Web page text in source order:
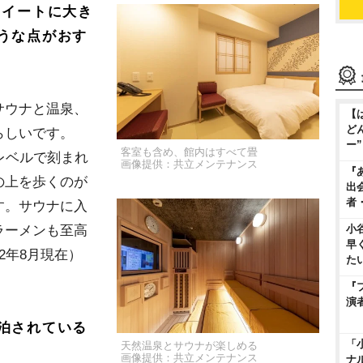
客室も含め、館内はすべて畳
画像提供：共立メンテナンス
天然温泉とサウナが楽しめる
画像提供：共立メンテナンス
ートに大き
な点がおす
ナと温泉、
いです。
ベルで刻まれ
上を歩くのが
サウナに入
メンも至高
8月現在）
されている
ど
ー
出
者
小
早
た
演
ナ